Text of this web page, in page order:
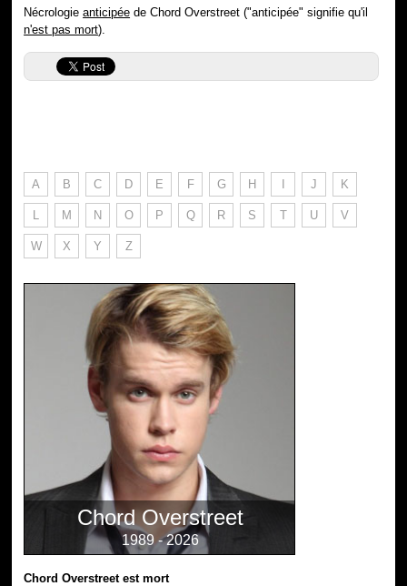
Nécrologieanticipée de Chord Overstreet ("anticipée" signifie qu'il
n'est pas mort).
A B C D E F G H I J K
L M N O P Q R S T U V
W X Y Z
Chord Overstreet
1989 - 2026
Chord Overstreet est mort